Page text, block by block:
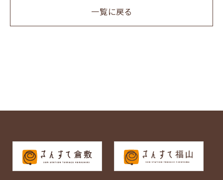
一覧に戻る